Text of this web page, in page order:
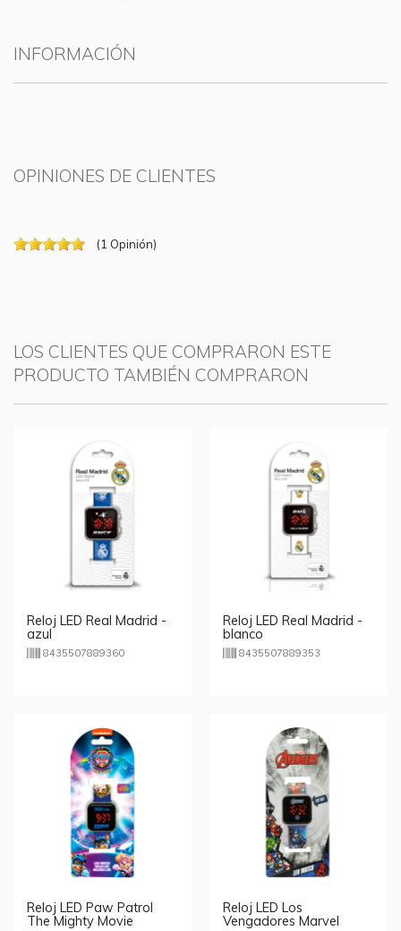
INFORMACIÓN
OPINIONES DE CLIENTES
(1 Opinión)
LOS CLIENTES QUE COMPRARON ESTE
PRODUCTO TAMBIÉN COMPRARON
Reloj LED Real Madrid -
azul
8435507889360
Reloj LED Real Madrid -
blanco
8435507889353
Reloj LED Paw Patrol
The Mighty Movie
Reloj LED Los
Vengadores Marvel